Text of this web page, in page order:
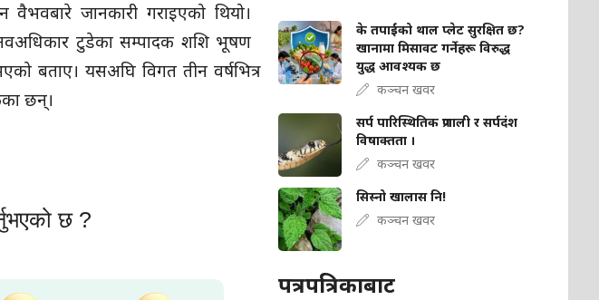
वैभवबारे जानकारी गराइएको थियो।
टुडेका सम्पादक शशि भूषण
बताए। यसअघि विगत तीन वर्षभित्र
छन्।
छ ?
के तपाईंको थाल प्लेट सुरक्षित छ?
खानामा मिसावट गर्नेहरू विरुद्ध
युद्ध आवश्यक छ
कञ्चन खवर
सर्प पारिस्थितिक प्रणाली र सर्पदंश
विषाक्तता ।
कञ्चन खवर
सिस्नो खालास नि!
कञ्चन खवर
पत्रपत्रिकाबाट